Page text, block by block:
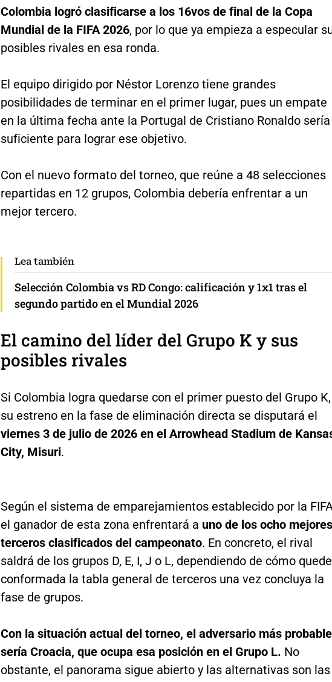
Colombia logró clasificarse a los 16vos de final de la Copa
Mundial de la FIFA 2026, por lo que ya empieza a especular
posibles rivales en esa ronda.
El equipo dirigido por Néstor Lorenzo tiene grandes
posibilidades de terminar en el primer lugar, pues un empate
en la última fecha ante la Portugal de Cristiano Ronaldo sería
suficiente para lograr ese objetivo.
Con el nuevo formato del torneo, que reúne a 48 selecciones
repartidas en 12 grupos, Colombia debería enfrentar a un
mejor tercero.
Lea también
Selección Colombia vs RD Congo: calificación y 1x1 tras el
segundo partido en el Mundial 2026
El camino del líder del Grupo K y sus
posibles rivales
Si Colombia logra quedarse con el primer puesto del Grupo K,
su estreno en la fase de eliminación directa se disputará el
viernes 3 de julio de 2026 en el Arrowhead Stadium de
City, Misuri.
Según el sistema de emparejamientos establecido por la
el ganador de esta zona enfrentará a uno de los ocho mejores
terceros clasificados del campeonato. En concreto, el rival
saldrá de los grupos D, E, I, J o L, dependiendo de cómo quede
conformada la tabla general de terceros una vez concluya la
fase de grupos.
Con la situación actual del torneo, el adversario más probable
sería Croacia, que ocupa esa posición en el Grupo L. No
obstante, el panorama sigue abierto y las alternativas son las